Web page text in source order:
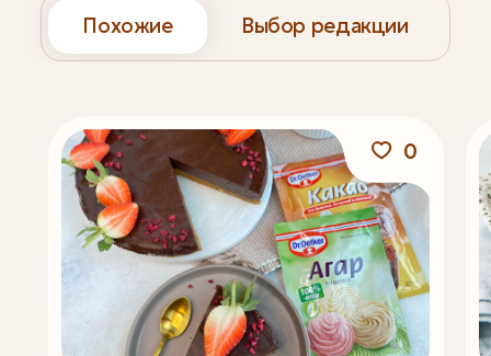
Похожие Выбор редакции
0